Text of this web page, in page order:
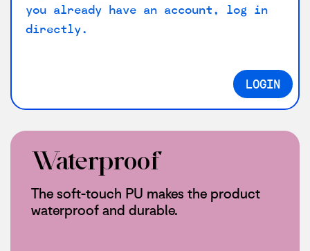
you already have an account, log in
directly.
LOGIN
Waterproof
The soft-touch PU makes the product
waterproof and durable.